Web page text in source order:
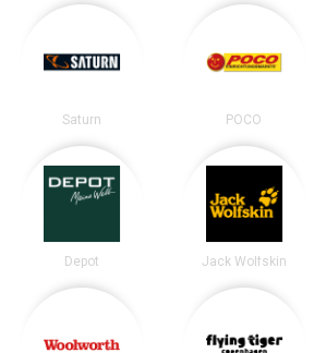
Saturn POCO
Depot Jack Wolfskin